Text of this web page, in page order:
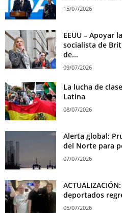
15/07/2026
EEUU – Apoyar
socialista de
de...
09/07/2026
La lucha de
Latina
08/07/2026
Alerta global:
del Norte para
07/07/2026
deportados
05/07/2026